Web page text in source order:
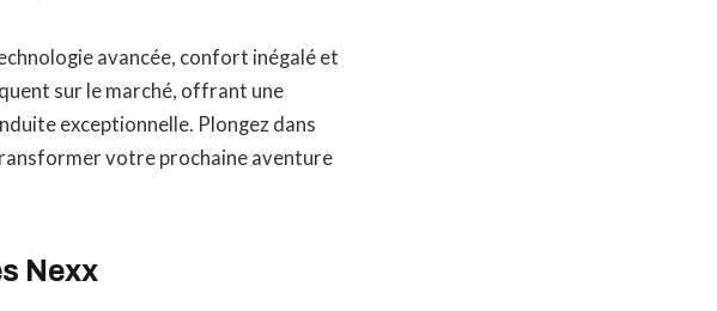
avancée, confort inégalé et
sur le marché, offrant une
exceptionnelle. Plongez dans
votre prochaine aventure
Nexx